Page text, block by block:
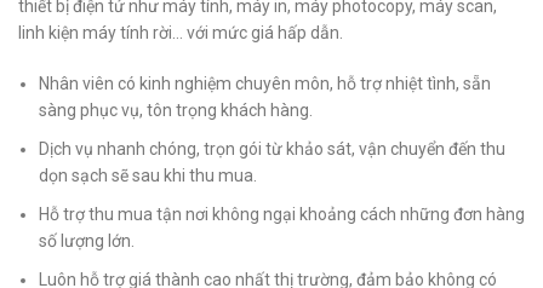
thiết bị điện tử như máy tính, máy in, máy photocopy, máy scan,
linh kiện máy tính rời… với mức giá hấp dẫn.
Nhân viên có kinh nghiệm chuyên môn, hỗ trợ nhiệt tình, sẵn
sàng phục vụ, tôn trọng khách hàng.
Dịch vụ nhanh chóng, trọn gói từ khảo sát, vận chuyển đến thu
dọn sạch sẽ sau khi thu mua.
Hỗ trợ thu mua tận nơi không ngại khoảng cách những đơn hàng
số lượng lớn.
Luôn hỗ trợ giá thành cao nhất thị trường, đảm bảo không có